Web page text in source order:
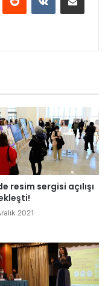
resim sergisi açılışı
2021